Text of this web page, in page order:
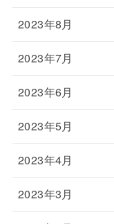
2023年8月
2023年7月
2023年6月
2023年5月
2023年4月
2023年3月